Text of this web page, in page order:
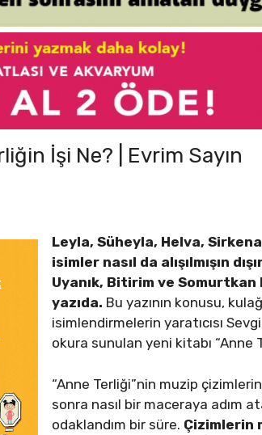
İşi Ne? | Evrim Sayın
Leyla, Süheyla, Helva,
isimler nasıl da alışılmışın
Uyanık, Bitirim ve Somurtkan
yazıda. Bu yazının konusu,
isimlendirmelerin yaratıcısı
okura sunulan yeni kitabı “Anne
“Anne Terliği”nin muzip
sonra nasıl bir maceraya adım
odaklandım bir süre. Çizimlerin